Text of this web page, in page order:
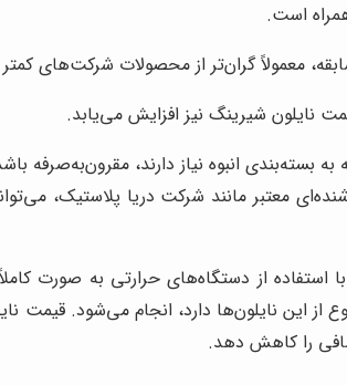
است.
معمولاً گران‌تر از محصولات شرکت‌های
نایلون شیرینگ نیز افزایش می‌یابد.
انبوه نیاز دارند، مقرون‌به‌صرفه
معتبر مانند شرکت دریا پلاستیک،
از دستگاه‌های حرارتی به صورت
این نایلون‌ها دارد، انجام می‌شود. قیمت
را کاهش دهد.